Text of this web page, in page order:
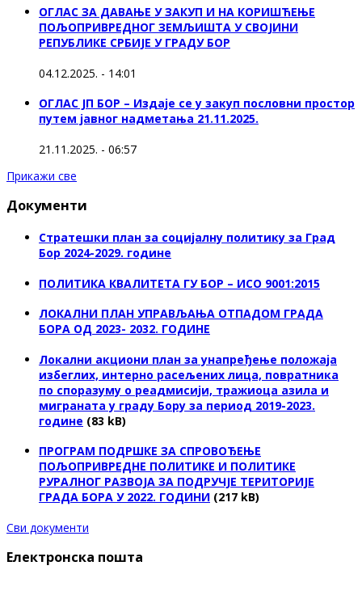
ОГЛАС ЗА ДАВАЊЕ У ЗАКУП И НА КОРИШЋЕЊЕ
ПОЉОПРИВРЕДНОГ ЗЕМЉИШТА У СВОЈИНИ
РЕПУБЛИКЕ СРБИЈЕ У ГРАДУ БОР
04.12.2025. - 14:01
ОГЛАС ЈП БОР – Издаје се у закуп пословни простор
путем јавног надметања 21.11.2025.
21.11.2025. - 06:57
Прикажи све
Документи
Стратешки план за социјалну политику за Град
Бор 2024-2029. године
ПОЛИТИКА КВАЛИТЕТА ГУ БОР – ИСО 9001:2015
ЛОКАЛНИ ПЛАН УПРАВЉАЊА ОТПАДОМ ГРАДА
БОРА ОД 2023- 2032. ГОДИНЕ
Локални акциони план за унапређење положаја
избеглих, интерно расељених лица, повратника
по споразуму о реадмисији, тражиоца азила и
миграната у граду Бору за период 2019-2023.
године (83 kB)
ПРОГРАМ ПОДРШКЕ ЗА СПРОВОЂЕЊЕ
ПОЉОПРИВРЕДНЕ ПОЛИТИКЕ И ПОЛИТИКЕ
РУРАЛНОГ РАЗВОЈА ЗА ПОДРУЧЈЕ ТЕРИТОРИЈЕ
ГРАДА БОРА У 2022. ГОДИНИ (217 kB)
Сви документи
Електронска пошта